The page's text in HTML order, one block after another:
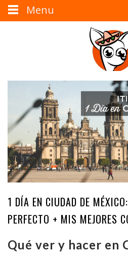
1 DÍA EN CIUDAD DE
PERFECTO + MIS MEJORES
Qué ver y hacer en
Menu